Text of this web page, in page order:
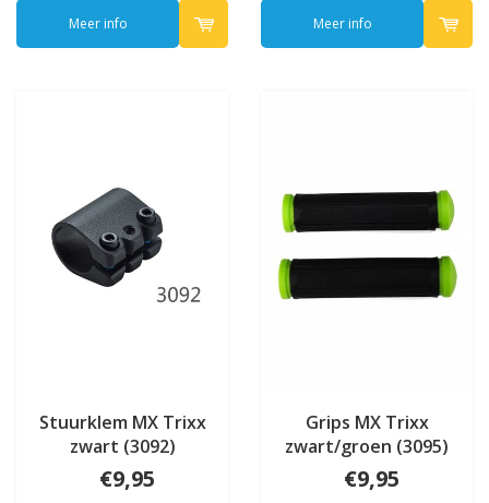
Meer info Meer info
Stuurklem MX Trixx
zwart (3092)
€9,95
Grips MX Trixx
zwart/groen (3095)
€9,95